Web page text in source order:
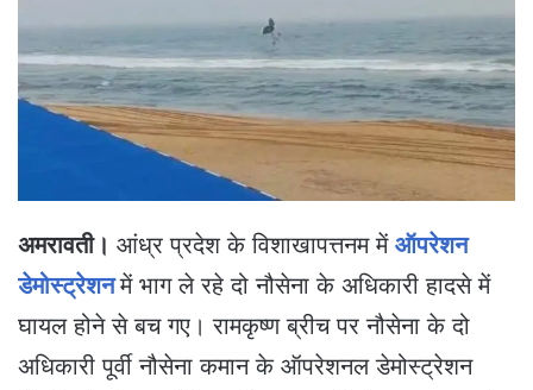
e
m
a
i
l
अमरावती। आंध्र प्रदेश के विशाखापत्तनम में ऑपरेशन
डेमोस्ट्रेशन में भाग ले रहे दो नौसेना के अधिकारी हादसे में
घायल होने से बच गए। रामकृष्ण ब्रीच पर नौसेना के दो
अधिकारी पूर्वी नौसेना कमान के ऑपरेशनल डेमोस्ट्रेशन